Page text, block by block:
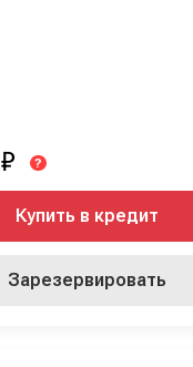
₽ ?
Купить в кредит
Зарезервировать